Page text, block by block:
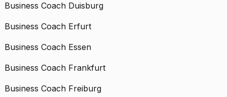
Business Coach Duisburg
Business Coach Erfurt
Business Coach Essen
Business Coach Frankfurt
Business Coach Freiburg